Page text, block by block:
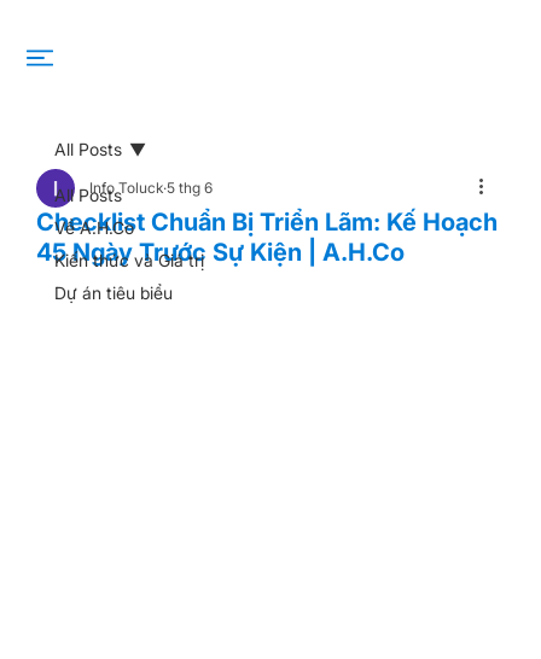
All Posts
Về A.H.Co
Kiến thức và Giá trị
Dự án tiêu biểu
All Posts
Checklist Chuẩn Bị Triển Lãm: Kế Hoạch
45 Ngày Trước Sự Kiện | A.H.Co
Info Toluck 5 thg 6